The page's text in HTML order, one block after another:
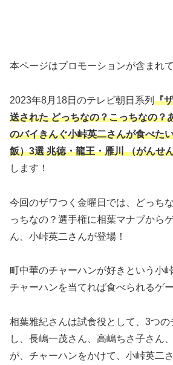
本ページはプロモーションが含まれて
2023年8月18日のテレビ朝日系列 『
送された どっちなの？こっちなの？
のバイきんぐ小峠英二さんが食べた
飯）3選 兆徳・龍王・雁川 （がんせ
します！
今回のザワつく金曜日では、どっち
っちなの？選手権に相葉マナブから
ん、小峠英二さんが登場！
町中華のチャーハンが好きという小
チャーハンを当てれば食べられるゲー
相葉雅紀さんは試食役として、3つ
し、長嶋一茂さん、高嶋ちさ子さん
が、チャーハンをかけて、小峠英二